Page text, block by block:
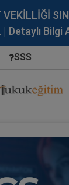
VEKİLLİĞİ
Detaylı Bilgi
SSS